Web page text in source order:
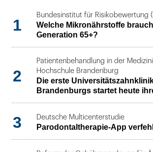
1
Bundesinstitut für Risikobewertung
Welche Mikronährstoffe
Generation 65+?
2
Patientenbehandlung in der
Hochschule Brandenburg
Die erste
Brandenburgs startet heute
3 Deutsche Multicenterstudie
Parodontaltherapie-App